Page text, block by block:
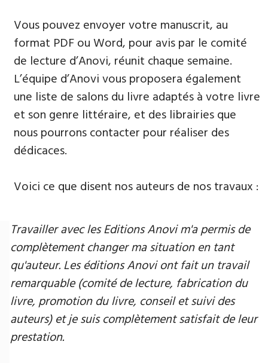
Vous pouvez envoyer votre manuscrit, au
format PDF ou Word, pour avis par le comité
de lecture d’Anovi, réunit chaque semaine.
L’équipe d’Anovi vous proposera également
une liste de salons du livre adaptés à votre livre
et son genre littéraire, et des librairies que
nous pourrons contacter pour réaliser des
dédicaces.
Voici ce que disent nos auteurs de nos travaux :
Travailler avec les Editions Anovi m'a permis de
complètement changer ma situation en tant
qu'auteur. Les éditions Anovi ont fait un travail
remarquable (comité de lecture, fabrication du
livre, promotion du livre, conseil et suivi des
auteurs) et je suis complètement satisfait de leur
prestation.